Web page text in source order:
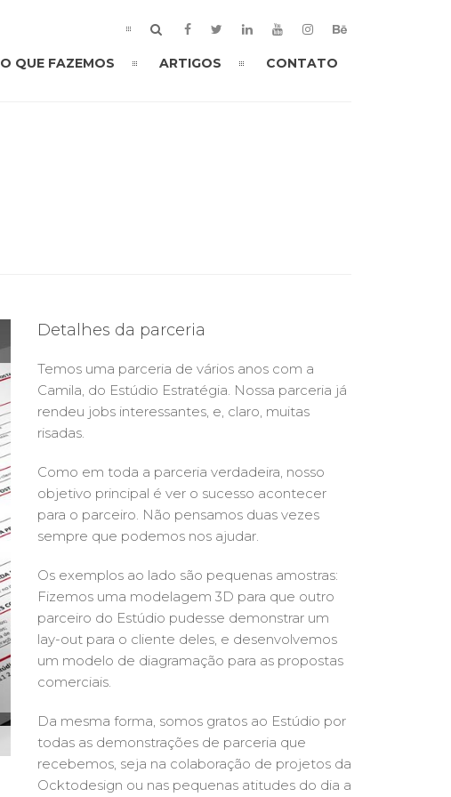
O QUE FAZEMOS ARTIGOS CONTATO
Detalhes da parceria
Temos uma parceria de vários anos com a
Camila, do Estúdio Estratégia. Nossa parceria já
rendeu jobs interessantes, e, claro, muitas
risadas.
Como em toda a parceria verdadeira, nosso
objetivo principal é ver o sucesso acontecer
para o parceiro. Não pensamos duas vezes
sempre que podemos nos ajudar.
Os exemplos ao lado são pequenas amostras:
Fizemos uma modelagem 3D para que outro
parceiro do Estúdio pudesse demonstrar um
lay-out para o cliente deles, e desenvolvemos
um modelo de diagramação para as propostas
comerciais.
Da mesma forma, somos gratos ao Estúdio por
todas as demonstrações de parceria que
recebemos, seja na colaboração de projetos da
Ocktodesign ou nas pequenas atitudes do dia a